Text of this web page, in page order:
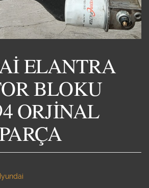
ELANTRA
BLOKU
ORJİNAL